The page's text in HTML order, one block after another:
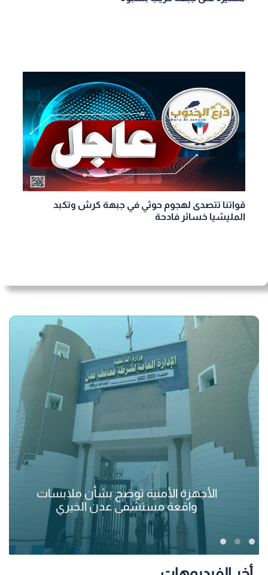
قواتنا تتصدى لهجوم حوثي في جبهة كرش وتكبد
المليشيا خسائر فادحة
الأجهزة الأمنية توضح بشأن ملابسات
واقعة مستشفى عدن الخيري